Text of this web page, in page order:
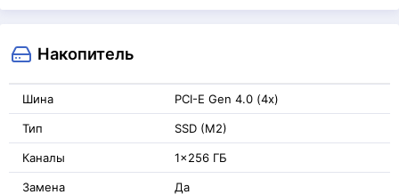
Накопитель
Шина PCI-E Gen 4.0 (4x)
Тип SSD (M2)
Каналы 1x256 ГБ
Замена Да